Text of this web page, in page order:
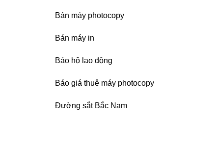
Bán máy photocopy
Bán máy in
Bảo hộ lao động
Báo giá thuê máy photocopy
Đường sắt Bắc Nam